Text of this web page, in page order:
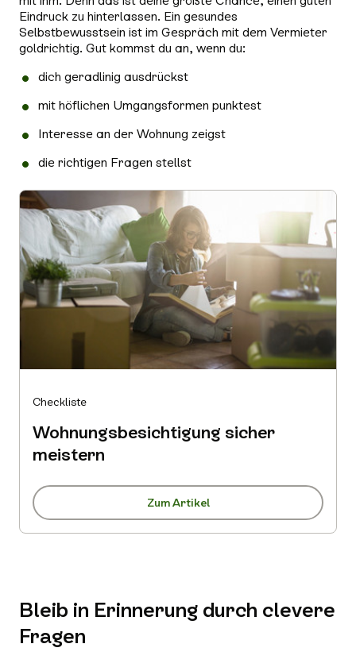
Eindruck zu hinterlassen. Ein gesundes
Selbstbewusstsein ist im Gespräch mit dem Vermieter
goldrichtig. Gut kommst du an, wenn du:
dich geradlinig ausdrückst
mit höflichen Umgangsformen punktest
Interesse an der Wohnung zeigst
die richtigen Fragen stellst
Checkliste
Wohnungsbesichtigung sicher
meistern
Zum Artikel
Bleib in Erinnerung durch clevere
Fragen